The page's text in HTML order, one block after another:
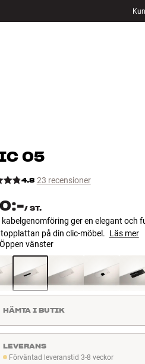
05
4.8 23 recensioner
/ ST.
kabelgenomföring ger en elegant och
topplattan på din clic-möbel. Läs mer
vänster
HÄMTA I BUTIK
Förväntad leveranstid 3-8 veckor
Förväntad leveranstid 3-8 veckor
LEVERANS